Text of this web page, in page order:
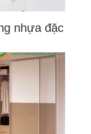
nhựa đặc